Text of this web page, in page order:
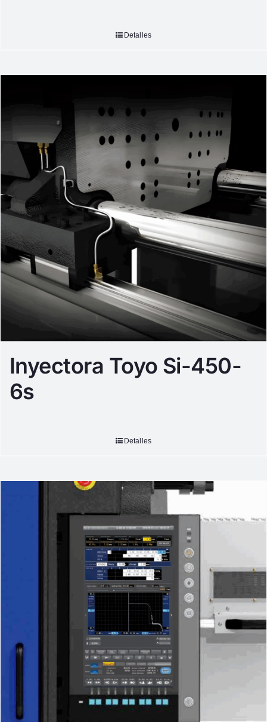
Detalles
Inyectora Toyo Si-450-
6s
Detalles